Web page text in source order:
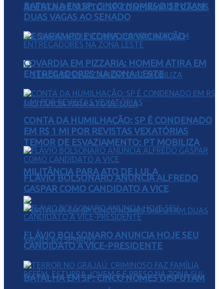
ALERTA DE SURTO: SP CONFIRMA 23 CASOS
DE SARAMPO E CONVOCA VACINAÇÃO
TEMOR DE ESVAZIAMENTO: PT MOBILIZA
MILITÂNCIA PARA ATO DE LULA
BATALHA EM SP: CINCO NOMES DISPUTAM
BATALHA EM SP: CINCO NOMES DISPUTAM
DUAS VAGAS AO SENADO
COVARDIA EM PIZZARIA: HOMEM ATIRA EM
ENTREGADORES NA ZONA LESTE
CONTA DA HUMILHAÇÃO: SP É CONDENADO
EM R$ 1 MI POR REVISTAS VEXATÓRIAS
FLÁVIO BOLSONARO ANUNCIA ALFREDO
GASPAR COMO CANDIDATO A VICE
FLÁVIO BOLSONARO ANUNCIA HOJE SEU
CANDIDATO A VICE-PRESIDENTE